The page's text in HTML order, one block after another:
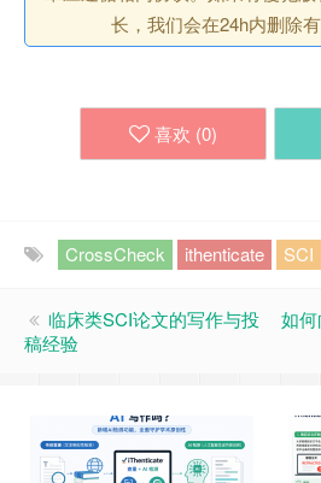
长，我们会在24h内删除有
喜欢 (0)
CrossCheck ithenticate SCI
临床类SCI论文的写作与投
稿经验
如